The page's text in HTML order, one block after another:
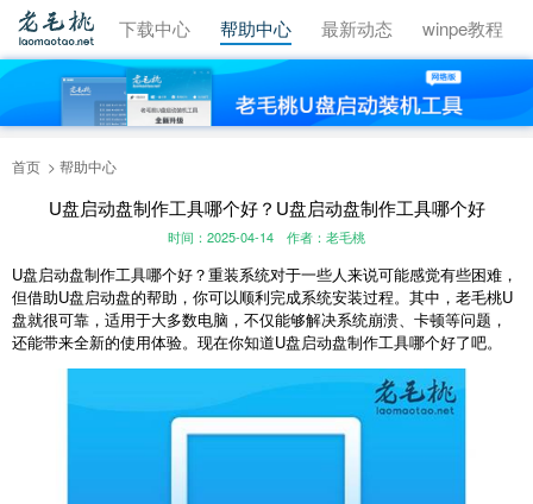
视频教程 下载中心 帮助中心 最新动态 winpe教程
首页 帮助中心
U盘启动盘制作工具哪个好？U盘启动盘制作工具哪个好
时间：2025-04-14 作者：老毛桃
U盘启动盘制作工具哪个好？重装系统对于一些人来说可能感觉有些困难，
但借助U盘启动盘的帮助，你可以顺利完成系统安装过程。其中，老毛桃U
盘就很可靠，适用于大多数电脑，不仅能够解决系统崩溃、卡顿等问题，
还能带来全新的使用体验。现在你知道U盘启动盘制作工具哪个好了吧。